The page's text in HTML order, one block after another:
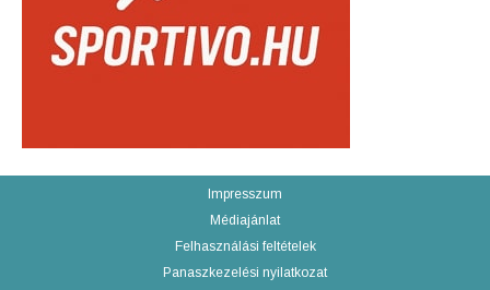
Impresszum
Médiajánlat
Felhasználási feltételek
Panaszkezelési nyilatkozat